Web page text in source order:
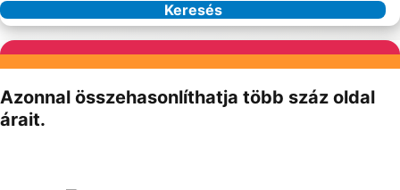
Keresés
Partnereink
Azonnal összehasonlíthatja több száz oldal
árait.